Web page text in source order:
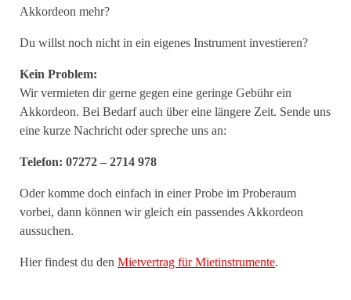
Akkordeon mehr?
Du willst noch nicht in ein eigenes Instrument investieren?
Kein Problem:
Wir vermieten dir gerne gegen eine geringe Gebühr ein
Akkordeon. Bei Bedarf auch über eine längere Zeit. Sende uns
eine kurze Nachricht oder spreche uns an:
Telefon: 07272 – 2714 978
Oder komme doch einfach in einer Probe im Proberaum
vorbei, dann können wir gleich ein passendes Akkordeon
aussuchen.
Hier findest du den Mietvertrag für Mietinstrumente.